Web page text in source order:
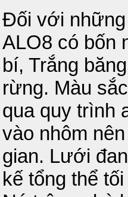
Đối với những
ALO8 có bốn
bí, Trắng
rừng. Màu
qua quy trình
vào nhôm
gian. Lưới
kế tổng thể